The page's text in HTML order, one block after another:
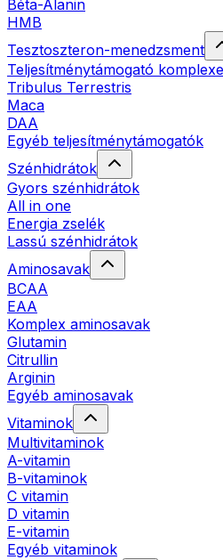
Béta-Alanin
HMB
Tesztoszteron-menedzsment
Teljesítménytámogató
Tribulus Terrestris
Maca
DAA
Egyéb teljesítménytámogatók
Szénhidrátok
Gyors szénhidrátok
All in one
Energia zselék
Lassú szénhidrátok
Aminosavak
BCAA
EAA
Komplex aminosavak
Glutamin
Citrullin
Arginin
Egyéb aminosavak
Vitaminok
Multivitaminok
A-vitamin
B-vitaminok
C vitamin
D vitamin
E-vitamin
Egyéb vitaminok